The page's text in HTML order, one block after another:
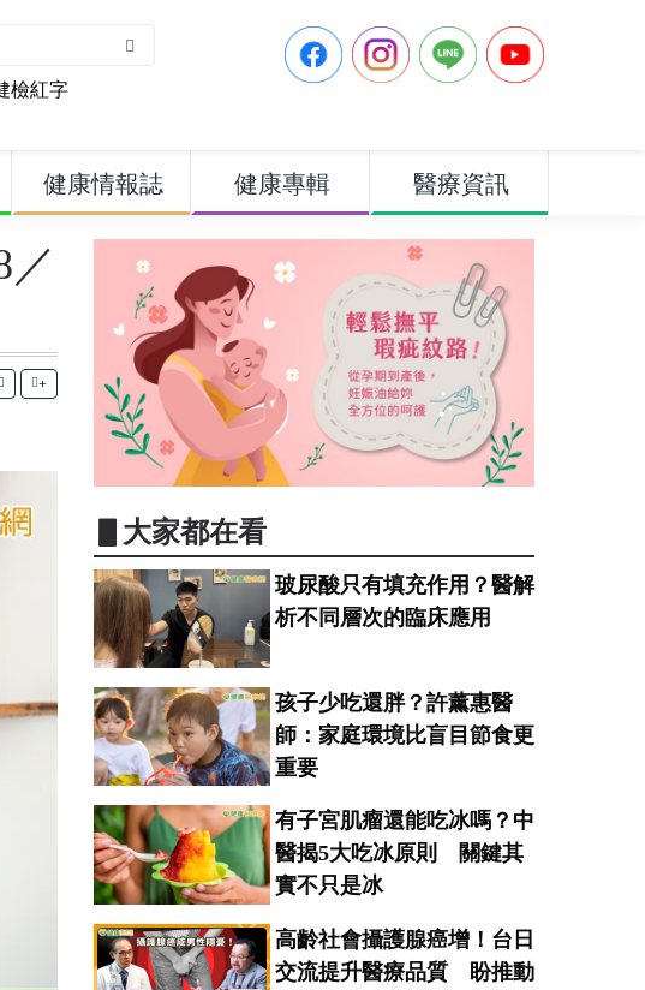
檢紅字
健康情報誌 健康專輯 醫療資訊
+
▋大家都在看
玻尿酸只有填充作用？醫解
析不同層次的臨床應用
孩子少吃還胖？許薰惠醫
師：家庭環境比盲目節食更
重要
有子宮肌瘤還能吃冰嗎？中
醫揭5大吃冰原則 關鍵其
實不只是冰
高齡社會攝護腺癌增！台日
交流提升醫療品質 盼推動